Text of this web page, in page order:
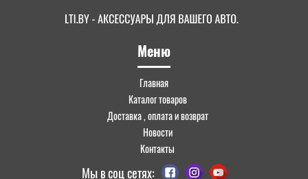
Меню
Главная
Каталог товаров
Доставка , оплата и возврат
Новости
Контакты
Мы в соц сетях: